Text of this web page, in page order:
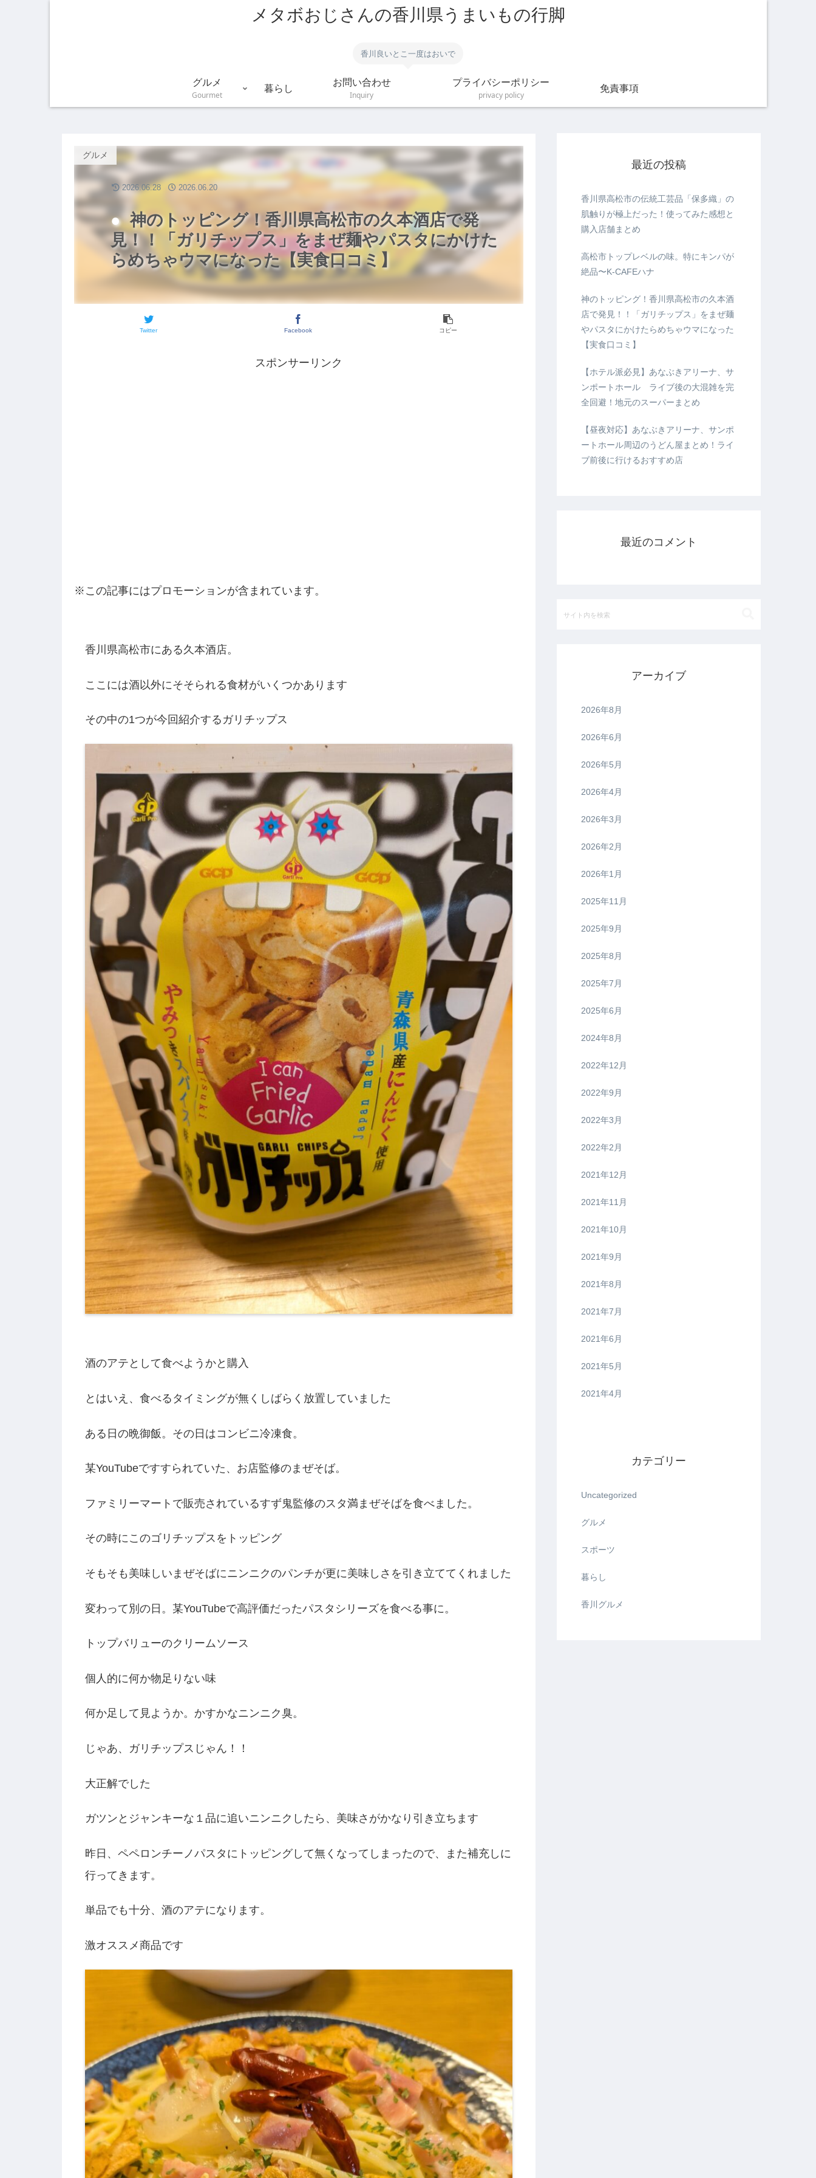
メタボおじさんの香川県うまいもの行脚
香川良いとこ一度はおいで
グルメ
Gourmet
暮らし
お問い合わせ
Inquiry
プライバシーポリシー
privacy policy
免責事項
神のトッピング！香川県高松市の久本酒店で発
見！！「ガリチップス」をまぜ麺やパスタにかけた
らめちゃウマになった【実食口コミ】
グルメ
Twitter Facebook コピー
2026.06.28 2026.06.20
スポンサーリンク
※この記事にはプロモーションが含まれています。
香川県高松市にある久本酒店。
ここには酒以外にそそられる食材がいくつかあります
その中の1つが今回紹介するガリチップス
酒のアテとして食べようかと購入
とはいえ、食べるタイミングが無くしばらく放置していました
ある日の晩御飯。その日はコンビニ冷凍食。
某YouTubeですすられていた、お店監修のまぜそば。
ファミリーマートで販売されているすず鬼監修のスタ満まぜそばを食べました。
その時にこのゴリチップスをトッピング
そもそも美味しいまぜそばにニンニクのパンチが更に美味しさを引き立ててくれました
変わって別の日。某YouTubeで高評価だったパスタシリーズを食べる事に。
トップバリューのクリームソース
個人的に何か物足りない味
何か足して見ようか。かすかなニンニク臭。
じゃあ、ガリチップスじゃん！！
大正解でした
ガツンとジャンキーな１品に追いニンニクしたら、美味さがかなり引き立ちます
昨日、ペペロンチーノパスタにトッピングして無くなってしまったので、また補充しに
行ってきます。
単品でも十分、酒のアテになります。
激オススメ商品です
最近の投稿
香川県高松市の伝統工芸品「保多織」の
肌触りが極上だった！使ってみた感想と
購入店舗まとめ
高松市トップレベルの味。特にキンパが
絶品〜K-CAFEハナ
神のトッピング！香川県高松市の久本酒
店で発見！！「ガリチップス」をまぜ麺
やパスタにかけたらめちゃウマになった
【実食口コミ】
【ホテル派必見】あなぶきアリーナ、サ
ンポートホール ライブ後の大混雑を完
全回避！地元のスーパーまとめ
【昼夜対応】あなぶきアリーナ、サンポ
ートホール周辺のうどん屋まとめ！ライ
ブ前後に行けるおすすめ店
最近のコメント
アーカイブ
2026年8月
2026年6月
2026年5月
2026年4月
2026年3月
2026年2月
2026年1月
2025年11月
2025年9月
2025年8月
2025年7月
2025年6月
2024年8月
2022年12月
2022年9月
2022年3月
2022年2月
2021年12月
2021年11月
2021年10月
2021年9月
2021年8月
2021年7月
2021年6月
2021年5月
2021年4月
カテゴリー
Uncategorized
グルメ
スポーツ
暮らし
香川グルメ